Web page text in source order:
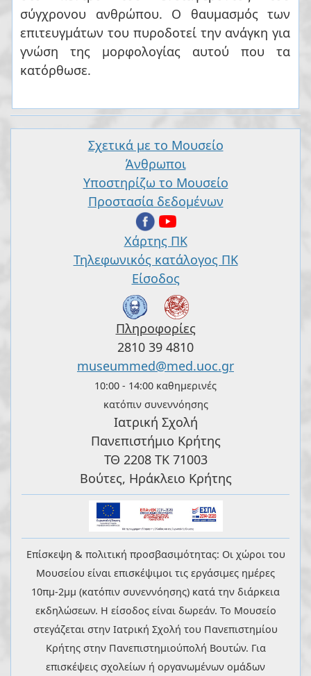
σύγχρονου ανθρώπου. Ο θαυμασμός των
επιτευγμάτων του πυροδοτεί την ανάγκη για
γνώση της μορφολογίας αυτού που τα
κατόρθωσε.
Σχετικά με το Μουσείο
Άνθρωποι
Υποστηρίζω το Μουσείο
Προστασία δεδομένων
Χάρτης ΠΚ
Τηλεφωνικός κατάλογος ΠΚ
Είσοδος
Πληροφορίες
2810 39 4810
museummed@med.uoc.gr
10:00 - 14:00 καθημερινές
κατόπιν συνεννόησης
Ιατρική Σχολή
Πανεπιστήμιο Κρήτης
ΤΘ 2208 ΤΚ 71003
Βούτες, Ηράκλειο Κρήτης
Επίσκεψη & πολιτική προσβασιμότητας: Οι χώροι του
Μουσείου είναι επισκέψιμοι τις εργάσιμες ημέρες
10πμ-2μμ (κατόπιν συνεννόησης) κατά την διάρκεια
εκδηλώσεων. Η είσοδος είναι δωρεάν. Το Μουσείο
στεγάζεται στην Ιατρική Σχολή του Πανεπιστημίου
Κρήτης στην Πανεπιστημιούπολή Βουτών. Για
επισκέψεις σχολείων ή οργανωμένων ομάδων